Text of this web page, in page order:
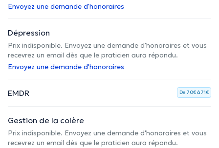
Envoyez une demande d'honoraires
Dépression
Prix indisponible. Envoyez une demande d'honoraires et vous
recevrez un email dès que le praticien aura répondu.
Envoyez une demande d'honoraires
EMDR De 70€ à 71€
Gestion de la colère
Prix indisponible. Envoyez une demande d'honoraires et vous
recevrez un email dès que le praticien aura répondu.